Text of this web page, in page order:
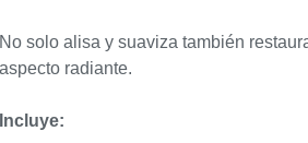
No solo alisa y suaviza también
aspecto radiante.
Incluye: